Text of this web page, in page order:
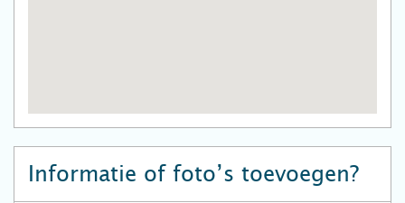
Informatie of foto’s toevoegen?